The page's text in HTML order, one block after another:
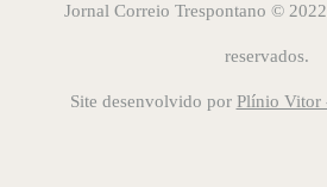
Jornal Correio Trespontano ©
reservados.
Site desenvolvido por Plínio Vitor